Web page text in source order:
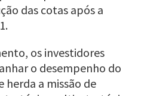
das cotas após a
os investidores
o desempenho do
a missão de